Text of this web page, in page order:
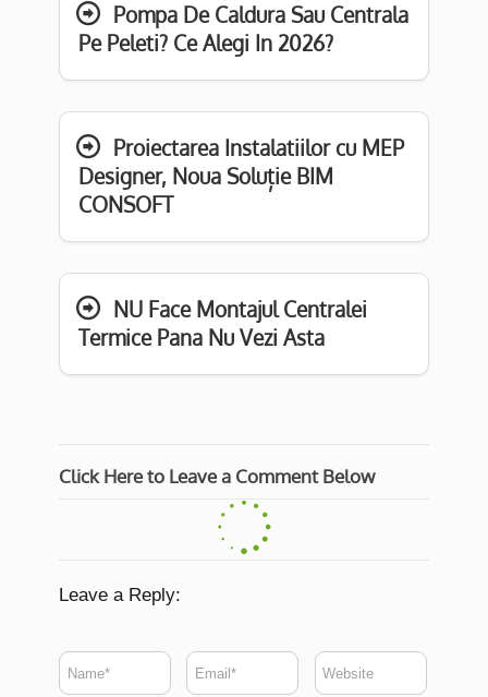
Pompa De Caldura Sau Centrala
Pe Peleti? Ce Alegi In 2026?
Proiectarea Instalatiilor cu MEP
Designer, Noua Soluție BIM
CONSOFT
NU Face Montajul Centralei
Termice Pana Nu Vezi Asta
Click Here to Leave a Comment Below
Leave a Reply: